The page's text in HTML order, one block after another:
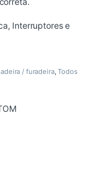
, Interruptores e
/ furadeira,Todos